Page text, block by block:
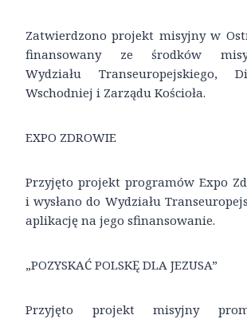
Zatwierdzono projekt misyjny w
finansowany ze środków
Wydziału Transeuropejskiego,
Wschodniej i Zarządu Kościoła.
EXPO ZDROWIE
Przyjęto projekt programów Expo
i wysłano do Wydziału
aplikację na jego sfinansowanie.
„POZYSKAĆ POLSKĘ DLA JEZUSA”
Przyjęto projekt misyjny